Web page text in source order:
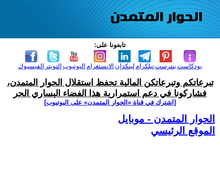
تابعونا على:
الفيسبوك التويتر اليوتيوب الانستغرام لينكدإن تيلكرامبنترست بودكاست
تبرعاتكم وتبرعاتكن المالية تحفظ استقلال الحوار المتمدن،
فشاركونا في دعم استمرارية هذا الفضاء اليساري الحر
[اشترك في قناة ‫«الحوار المتمدن» على اليوتيوب]
الحوار المتمدن - موبايل
الموقع الرئيسي